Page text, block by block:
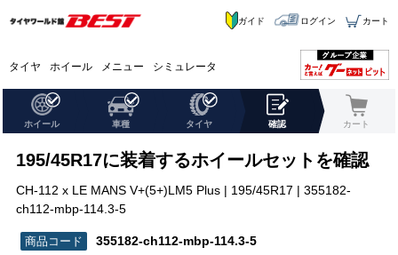
タイヤ ホイール メニュー シミュレータ
ガイド ログイン カート
ホイール 車種 タイヤ 確認 カート
195/45R17に装着するホイールセットを確認
CH-112 x LE MANS V+(5+)LM5 Plus | 195/45R17 | 355182-
ch112-mbp-114.3-5
355182-ch112-mbp-114.3-5